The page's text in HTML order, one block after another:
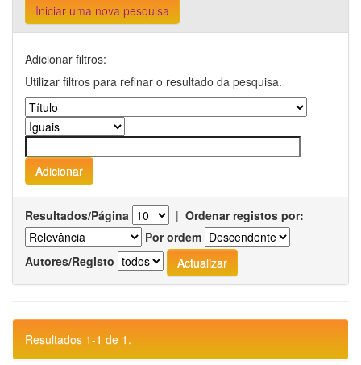
Iniciar uma nova pesquisa
Adicionar filtros:
Utilizar filtros para refinar o resultado da pesquisa.
Resultados/Página | Ordenar registos por:
Por ordem
Autores/Registo
Resultados 1-1 de 1.